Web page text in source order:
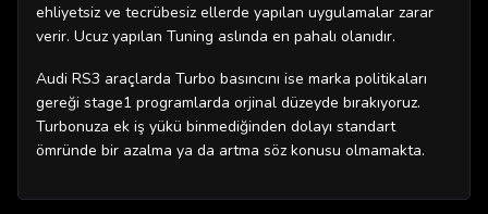
ehliyetsiz ve tecrübesiz ellerde yapılan uygulamalar zarar
verir. Ucuz yapılan Tuning aslında en pahalı olanıdır.
Audi RS3 araçlarda Turbo basıncını ise marka politikaları
gereği stage1 programlarda orjinal düzeyde bırakıyoruz.
Turbonuza ek iş yükü binmediğinden dolayı standart
ömründe bir azalma ya da artma söz konusu olmamakta.